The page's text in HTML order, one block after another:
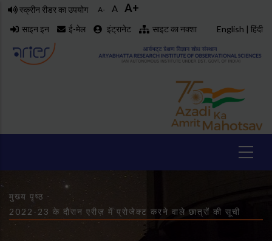
Skip
content
स्क्रीन रीडर का उपयोग A- A A+
साइन इन ई-मेल इंट्रानेट साइट का नक्शा English | हिंदी
Breadcrumb
मुख्य पृष्ठ -
2022-23 के दौरान एरीज़ में प्रोजेक्ट करने वाले छात्रों की सूची